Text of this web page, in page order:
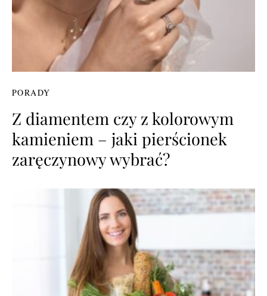
PORADY
Z diamentem czy z kolorowym
kamieniem – jaki pierścionek
zaręczynowy wybrać?